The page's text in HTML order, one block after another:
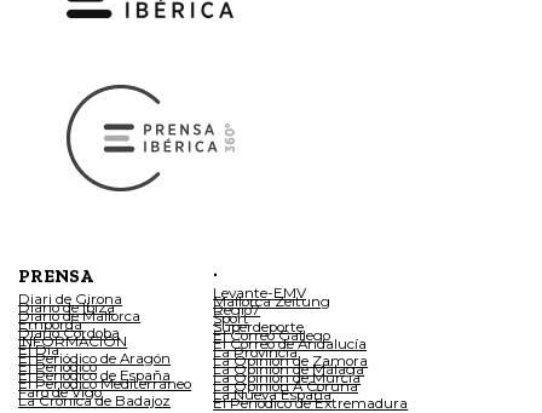
PRENSA
Diari de Girona
Diario de Ibiza
Diario de Mallorca
Empordà
Diario Córdoba
INFORMACIÓN
El Día
El Periódico de Aragón
El Periódico
El Periódico de España
El Periódico Mediterráneo
Faro de Vigo
La Crónica de Badajoz
.
Levante-EMV
Mallorca Zeitung
Regio7
Sport
Superdeporte
El Correo Gallego
El Correo de Andalucía
La Provincia
La Opinión de Zamora
La Opinión de Málaga
La Opinión de Murcia
La Opinión A Coruña
La Nueva España
El Periódico de Extremadura